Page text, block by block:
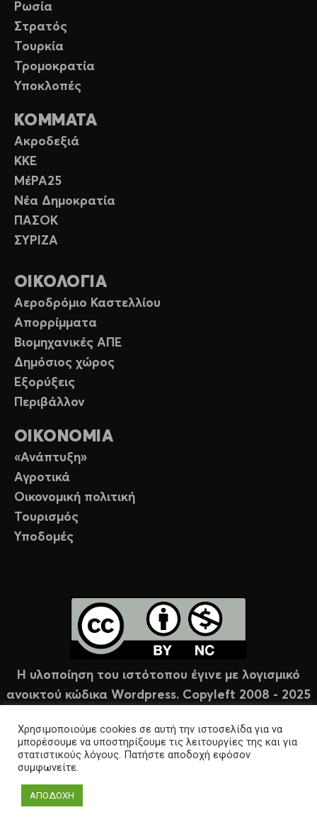
Ρωσία
Στρατός
Τουρκία
Τρομοκρατία
Υποκλοπές
ΚΟΜΜΑΤΑ
Ακροδεξιά
ΚΚΕ
ΜέΡΑ25
Νέα Δημοκρατία
ΠΑΣΟΚ
ΣΥΡΙΖΑ
ΟΙΚΟΛΟΓΙΑ
Αεροδρόμιο Καστελλίου
Απορρίμματα
Βιομηχανικές ΑΠΕ
Δημόσιος χώρος
Εξορύξεις
Περιβάλλον
ΟΙΚΟΝΟΜΙΑ
«Ανάπτυξη»
Αγροτικά
Οικονομική πολιτική
Τουρισμός
Υποδομές
Η υλοποίηση του ιστότοπου έγινε με λογισμικό
ανοικτού κώδικα Wordpress. Copyleft 2008 - 2025
Χρησιμοποιούμε cookies σε αυτή την ιστοσελίδα για να
μπορέσουμε να υποστηρίξουμε τις λειτουργίες της και για
στατιστικούς λόγους. Πατήστε αποδοχή εφόσον
συμφωνείτε.
ΑΠΟΔΟΧΗ